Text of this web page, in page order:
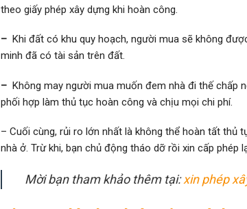
theo giấy phép xây dựng khi hoàn công.
– Khi đất có khu quy hoạch, người mua sẽ không
minh đã có tài sản trên đất.
– Không may người mua muốn đem nhà đi thế chấp
phối hợp làm thủ tục hoàn công và chịu mọi chi phí.
– Cuối cùng, rủi ro lớn nhất là không thể hoàn tất thủ
nhà ở. Trừ khi, bạn chủ động tháo dỡ rồi xin cấp phép
Mời bạn tham khảo thêm tại:xin phép